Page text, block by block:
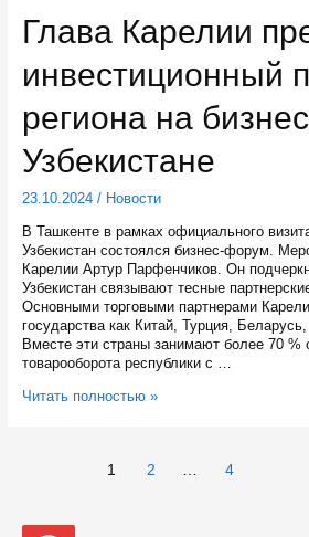
Глава Карелии
инвестиционный
региона на
Узбекистане
23.10.2024/ Новости
В Ташкенте в рамках официального
Узбекистан состоялся бизнес-форум.
Карелии Артур Парфенчиков. Он
Узбекистан связывают тесные
Основными торговыми партнерами
государства как Китай, Турция,
Вместе эти страны занимают более 70 %
товарооборота республики с …
Глава
бизнес-
Читать полностью »
1 2 4